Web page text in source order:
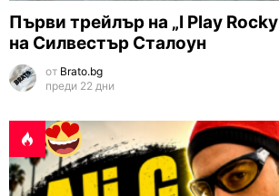
Първи трейлър на „I Play
на Силвестър Сталоун
от Brato.bg
преди 22 дни